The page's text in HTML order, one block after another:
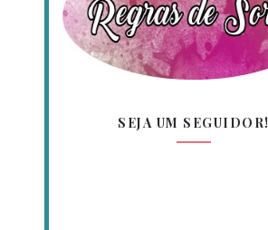
SEJA UM SEGUIDOR!